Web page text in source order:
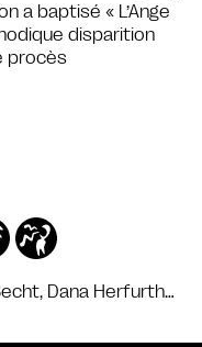
Dana Herfurth…
a baptisé « L’Ange
disparition
procès